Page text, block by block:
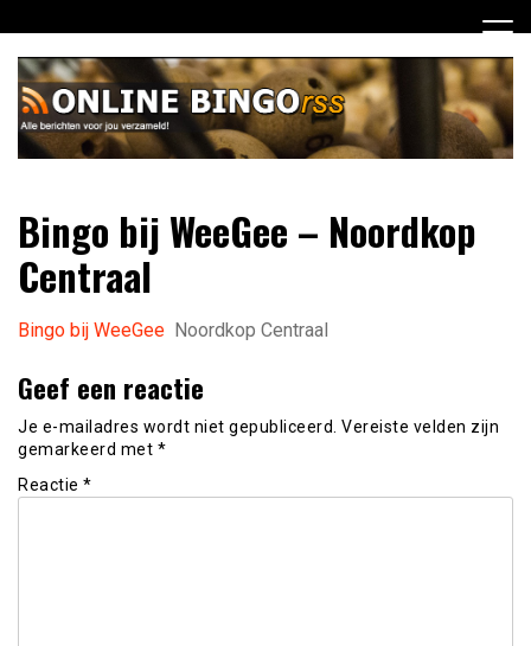
naar
inhoud
Online Bingo RSS
verzameld
Bingo bij WeeGee – Noordkop
Centraal
Bingo bij WeeGee Noordkop Centraal
Geef een reactie
Je e-mailadres wordt niet gepubliceerd. Vereiste velden zijn
gemarkeerd met *
Reactie *